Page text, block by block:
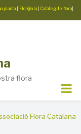
planta Flor@ula Catàleg de flora
flora
Flora Catalana